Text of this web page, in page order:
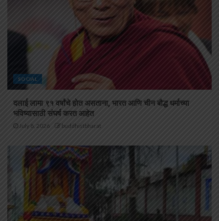
SOCIAL
दलाई लामा ९१ वर्षांचे होत असताना, भारत आणि चीन बौद्ध धर्माच्या
भविष्यासाठी संघर्ष करत आहेत
July 8, 2026 buddhistbharat